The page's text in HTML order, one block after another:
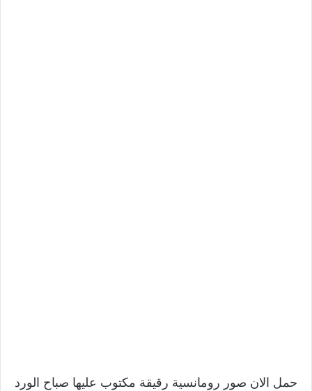
حمل الان صور رومانسية رقيقة مكتوب عليها صباح الورد